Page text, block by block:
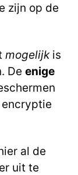
zijn op de
mogelijkis
De enige
al de
uit te